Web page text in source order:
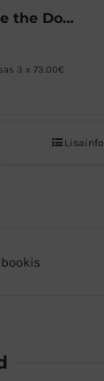
Kohviveski Sage the Dose Control™ Pro SCG600BTR
3 x 73.00€
Lisainfo